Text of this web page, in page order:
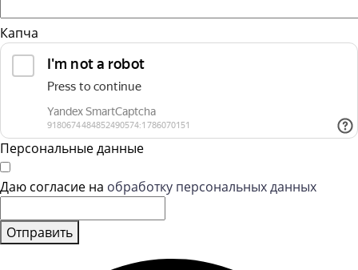
Капча
Персональные данные
Даю согласие на обработку персональных данных
Отправить